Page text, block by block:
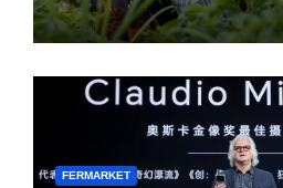
FERMARKET